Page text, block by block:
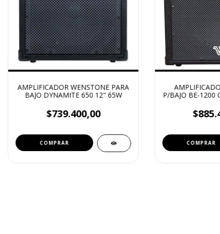
AMPLIFICADOR WENSTONE PARA
BAJO DYNAMITE 650 12" 65W
$739.400,00
P/BAJO BE-1200